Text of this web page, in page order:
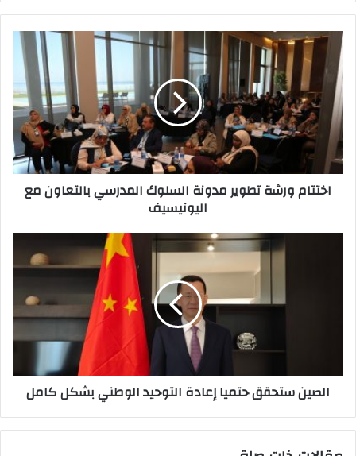
ر
د
ك
ا
ل
إ
ل
ك
ت
اختتام ورشة تطوير مدونة السلوك المدرسي بالتعاون مع
اليونيسيف
الصين ستحقق حتميا إعادة التوحيد الوطني بشكل كامل